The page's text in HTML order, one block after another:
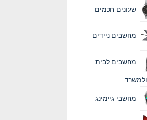
שעונים חכמים
מחשבים ניידים
מחשבים לבית
ולמשרד
מחשבי גיימינג